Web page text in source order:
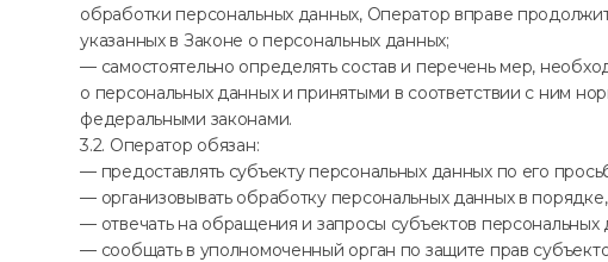
обработки персональных данных, Оператор вправе
указанных в Законе о персональных данных;
— самостоятельно определять состав и перечень мер,
о персональных данных и принятыми в соответствии с ним
федеральными законами.
3.2. Оператор обязан:
— предоставлять субъекту персональных данных по его
— организовывать обработку персональных данных в
— отвечать на обращения и запросы субъектов
— сообщать в уполномоченный орган по защите прав